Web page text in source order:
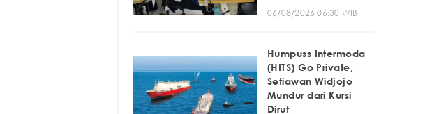
06/08/2026 06:30 WIB
Humpuss Intermoda
(HITS) Go Private,
Setiawan Widjojo
Mundur dari Kursi
Dirut